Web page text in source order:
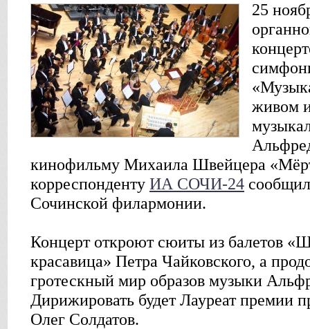
25
живом
кинофильму Михаила Швейцера
корреспонденту ИА СОЧИ-24
Сочинской филармонии.
Концерт откроют сюиты из балетов
красавица» Петра Чайковского, а
гротескный мир образов музыки
Дирижировать будет Лауреат премии
Олег Солдатов.